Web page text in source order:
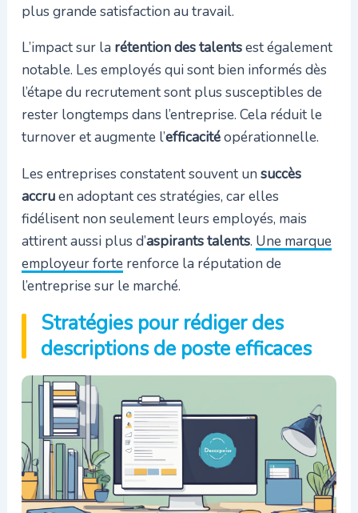
plus grande satisfaction au travail.
L’impact sur la rétention des talentsest également
notable. Les employés qui sont bien informés dès
l’étape du recrutement sont plus susceptibles de
rester longtemps dans l’entreprise. Cela réduit le
turnover et augmente l’efficacitéopérationnelle.
Les entreprises constatent souvent un succès
accruen adoptant ces stratégies, car elles
fidélisent non seulement leurs employés, mais
attirent aussi plus d’aspirants talents. Une marque
employeur forterenforce la réputation de
l’entreprise sur le marché.
Stratégies pour rédiger des
descriptions de poste efficaces